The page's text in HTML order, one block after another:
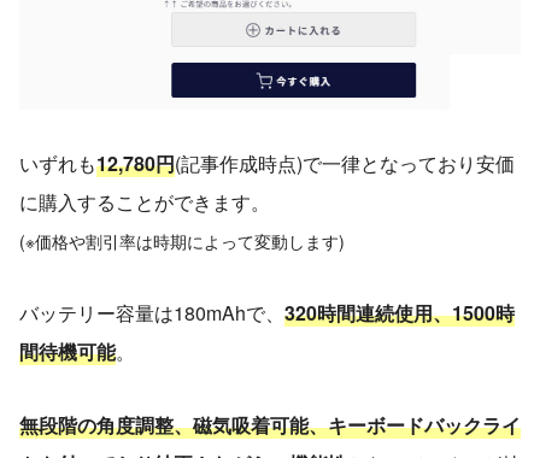
いずれも12,780円(記事作成時点)で一律となっており安価
に購入することができます。
(※価格や割引率は時期によって変動します)
バッテリー容量は180mAhで、 320時間連続使用、1500時
間待機可能。
無段階の角度調整、磁気吸着可能、キーボードバックライ